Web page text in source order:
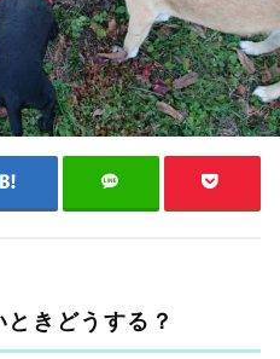
きどうする？